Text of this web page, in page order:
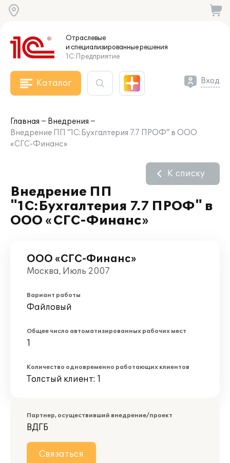
Отраслевые
и специализированныерешения
1С:Предприятие
Каталог Вход
Главная
Внедрения
Внедрение ПП "1С:Бухгалтерия 7.7 ПРОФ" в ООО
«СГС-Финанс»
Внедрение ПП
"1С:Бухгалтерия 7.7 ПРОФ" в
ООО «СГС-Финанс»
К списку
ООО «СГС-Финанс»
Москва, Июль 2007
Вариант работы
Файловый
Общее число автоматизированных рабочих мест
1
Количество одновременно работающих клиентов
Толстый клиент: 1
Партнер, осуществивший внедрение/проект
ВДГБ
Связаться